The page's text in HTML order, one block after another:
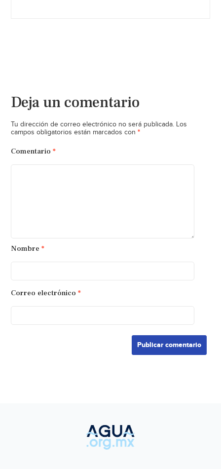
Deja un comentario
Tu dirección de correo electrónico no será publicada. Los
campos obligatorios están marcados con *
Comentario *
Nombre *
Correo electrónico *